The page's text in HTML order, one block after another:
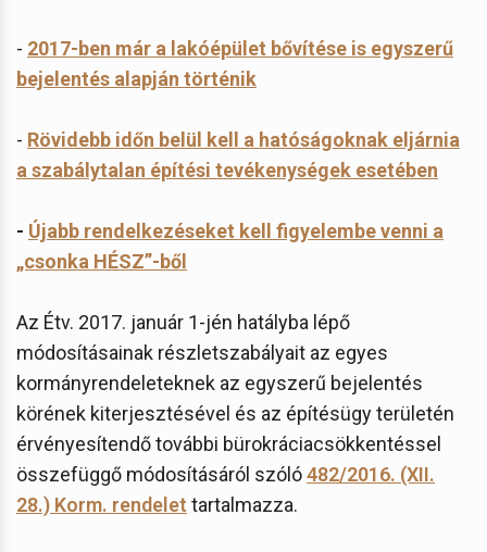
- 2017-ben már a lakóépület bővítése is egyszerű
bejelentés alapján történik
- Rövidebb időn belül kell a hatóságoknak eljárnia
a szabálytalan építési tevékenységek esetében
- Újabb rendelkezéseket kell figyelembe venni a
„csonka HÉSZ”-ből
Az Étv. 2017. január 1-jén hatályba lépő
módosításainak részletszabályait az egyes
kormányrendeleteknek az egyszerű bejelentés
körének kiterjesztésével és az építésügy területén
érvényesítendő további bürokráciacsökkentéssel
összefüggő módosításáról szóló482/2016. (XII.
28.) Korm. rendelet tartalmazza.